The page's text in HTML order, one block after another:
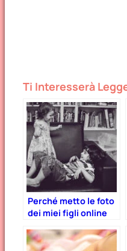
Ti Interesserà
Perché metto le foto
dei miei figli online